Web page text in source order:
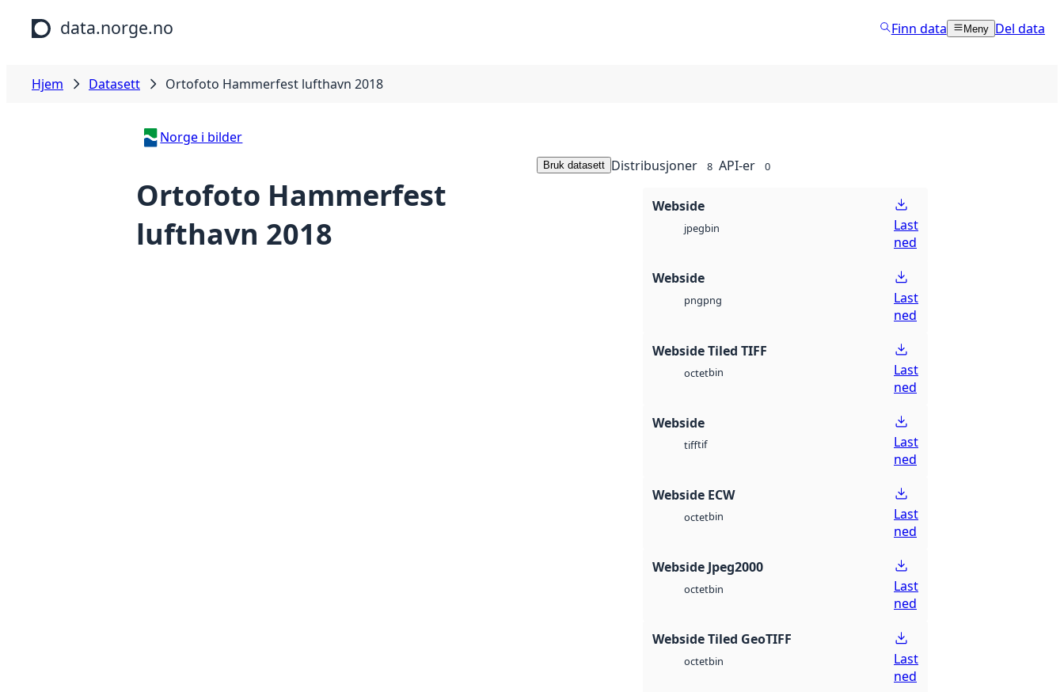
Hopp til hovedinnhold
data.norge.no Finn data Meny Del data
Hjem Datasett Ortofoto Hammerfest lufthavn 2018
Norge i bilder
Ortofoto Hammerfest
lufthavn 2018
Bruk datasett Distribusjoner 8 API-er 0
Webside
jpegbin
Last
ned
Webside
pngpng
Last
ned
Webside Tiled TIFF
octetbin
Last
ned
Webside
tifftif
Last
ned
Webside ECW
octetbin
Last
ned
Webside Jpeg2000
octetbin
Last
ned
Webside Tiled GeoTIFF
octetbin
Last
ned